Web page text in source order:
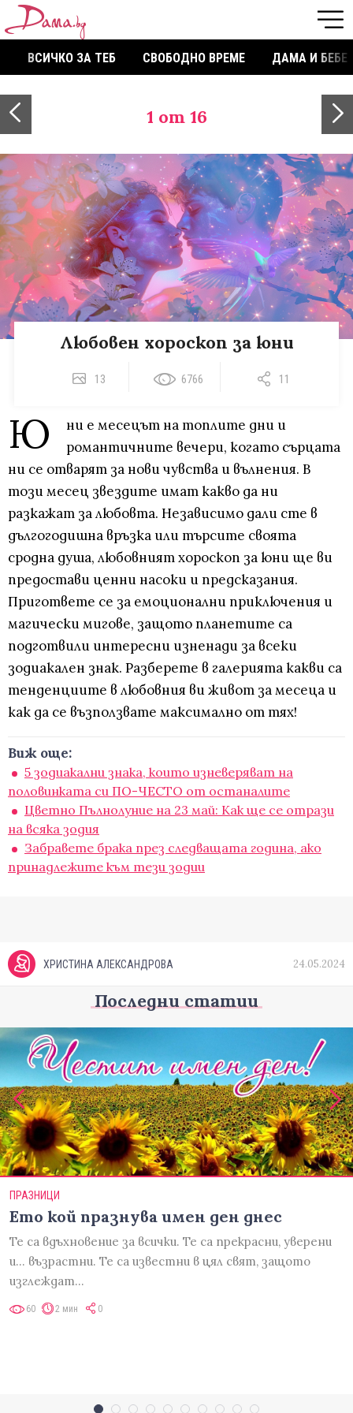
ВСИЧКО ЗА ТЕБ СВОБОДНО ВРЕМЕ ДАМА И БЕБЕ
1 от 16
Любовен хороскоп за юни
13 6766 11
Ю
ни е месецът на топлите дни и
романтичните вечери, когато сърцата
ни се отварят за нови чувства и вълнения. В
този месец звездите имат какво да ни
разкажат за любовта. Независимо дали сте в
дългогодишна връзка или търсите своята
сродна душа, любовният хороскоп за юни ще ви
предостави ценни насоки и предсказания.
Пригответе се за емоционални приключения и
магически мигове, защото планетите са
подготвили интересни изненади за всеки
зодиакален знак. Разберете в галерията какви са
тенденциите в любовния ви живот за месеца и
как да се възползвате максимално от тях!
Виж още:
5 зодиакални знака, които изневеряват на
половинката си ПО-ЧЕСТО от останалите
Цветно Пълнолуние на 23 май: Как ще се отрази
на всяка зодия
Забравете брака през следващата година, ако
принадлежите към тези зодии
ХРИСТИНА АЛЕКСАНДРОВА 24.05.2024
Последни статии
ПРАЗНИЦИ
Ето кой празнува имен ден днес
Те са вдъхновение за всички. Те са прекрасни, уверени
и... възрастни. Те са известни в цял свят, защото
изглеждат…
60 2 мин 0